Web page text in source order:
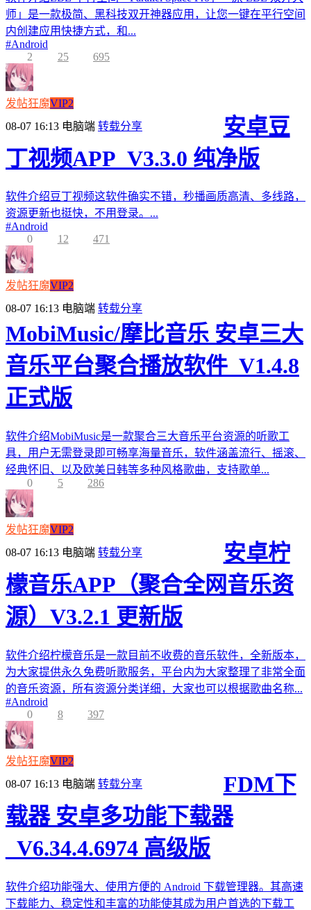
师」是一款极简、黑科技双开神器应用，让您一键在平行空间
内创建应用快捷方式，和...
#Android
2
25 695
发帖狂魔VIP2
08-07 16:13 电脑端 转载分享
安卓豆
丁视频APP_V3.3.0 纯净版
软件介绍豆丁视频这软件确实不错，秒播画质高清、多线路，
资源更新也挺快，不用登录。...
#Android
0
12 471
发帖狂魔VIP2
08-07 16:13 电脑端 转载分享
MobiMusic/摩比音乐 安卓三大
音乐平台聚合播放软件_V1.4.8
正式版
软件介绍MobiMusic是一款聚合三大音乐平台资源的听歌工
具，用户无需登录即可畅享海量音乐，软件涵盖流行、摇滚、
经典怀旧、以及欧美日韩等多种风格歌曲，支持歌单...
0
5 286
发帖狂魔VIP2
08-07 16:13 电脑端 转载分享
安卓柠
檬音乐APP（聚合全网音乐资
源）V3.2.1 更新版
软件介绍柠檬音乐是一款目前不收费的音乐软件，全新版本，
为大家提供永久免费听歌服务，平台内为大家整理了非常全面
的音乐资源，所有资源分类详细，大家也可以根据歌曲名称...
#Android
0
8 397
发帖狂魔VIP2
08-07 16:13 电脑端 转载分享
FDM下
载器 安卓多功能下载器
_V6.34.4.6974 高级版
软件介绍功能强大、使用方便的 Android 下载管理器。其高速
下载能力、稳定性和丰富的功能使其成为用户首选的下载工